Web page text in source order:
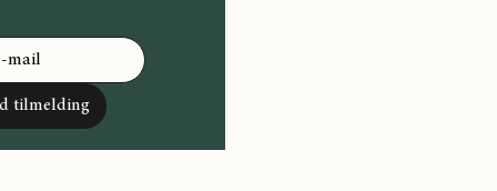
tilmelding